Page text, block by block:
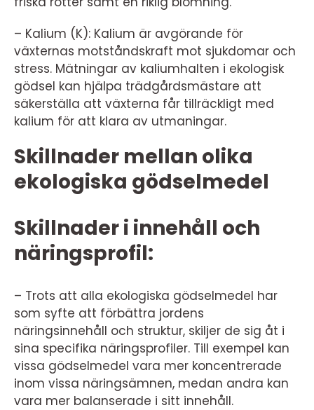
– Kalium (K): Kalium är avgörande för
växternas motståndskraft mot sjukdomar och
stress. Mätningar av kaliumhalten i ekologisk
gödsel kan hjälpa trädgårdsmästare att
säkerställa att växterna får tillräckligt med
kalium för att klara av utmaningar.
Skillnader mellan olika
ekologiska gödselmedel
Skillnader i innehåll och
näringsprofil:
– Trots att alla ekologiska gödselmedel har
som syfte att förbättra jordens
näringsinnehåll och struktur, skiljer de sig åt i
sina specifika näringsprofiler. Till exempel kan
vissa gödselmedel vara mer koncentrerade
inom vissa näringsämnen, medan andra kan
vara mer balanserade i sitt innehåll.